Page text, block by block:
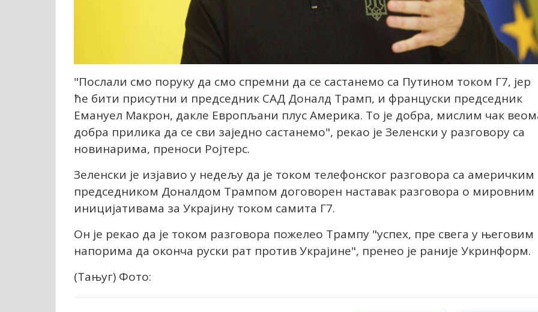
"Послали смо поруку да смо спремни да се састанемо са Путином током Г7, јер
ће бити присутни и председник САД Доналд Трамп, и француски председник
Емануел Макрон, дакле Европљани плус Америка. То је добра, мислим чак
добра прилика да се сви заједно састанемо", рекао је Зеленски у разговору са
новинарима, преноси Ројтерс.
Зеленски је изјавио у недељу да је током телефонског разговора са америчким
председником Доналдом Трампом договорен наставак разговора о мировним
иницијативама за Украјину током самита Г7.
Он је рекао да је током разговора пожелео Трампу "успех, пре свега у његовим
напорима да оконча руски рат против Украјине", пренео је раније Укринформ.
(Тањуг) Фото: